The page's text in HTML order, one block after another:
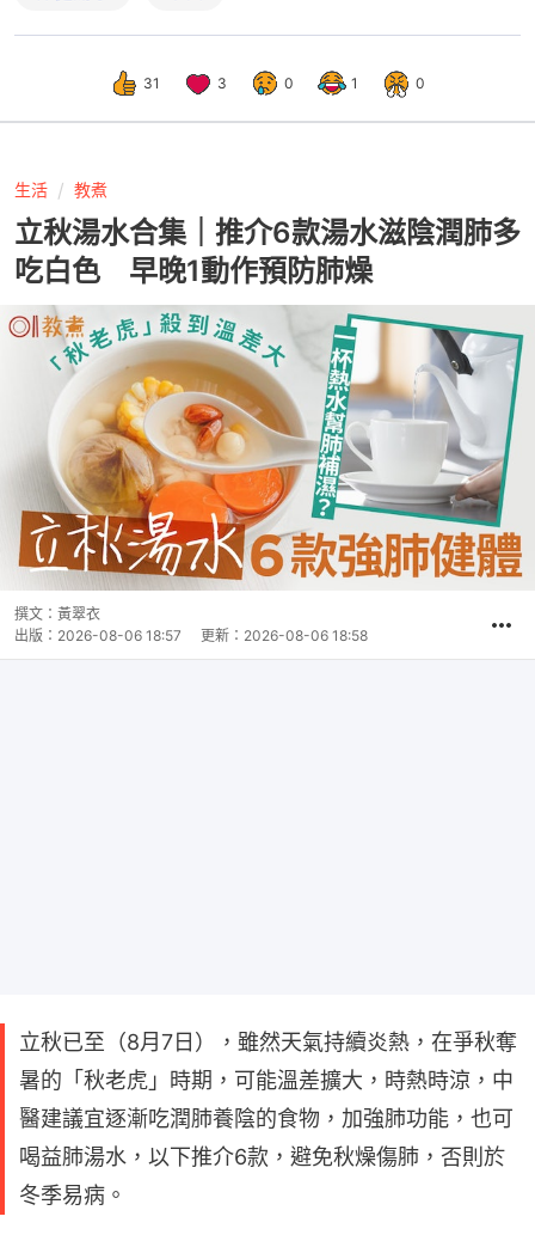
31 3 0 1 0
生活 教煮
立秋湯水合集｜推介6款湯水滋陰潤肺多
吃白色 早晚1動作預防肺燥
撰文： 黃翠衣
出版： 2026-08-06 18:57 更新： 2026-08-06 18:58
立秋已至（8月7日），雖然天氣持續炎熱，在爭秋奪
暑的「秋老虎」時期，可能溫差擴大，時熱時涼，中
醫建議宜逐漸吃潤肺養陰的食物，加強肺功能，也可
喝益肺湯水，以下推介6款，避免秋燥傷肺，否則於
冬季易病。